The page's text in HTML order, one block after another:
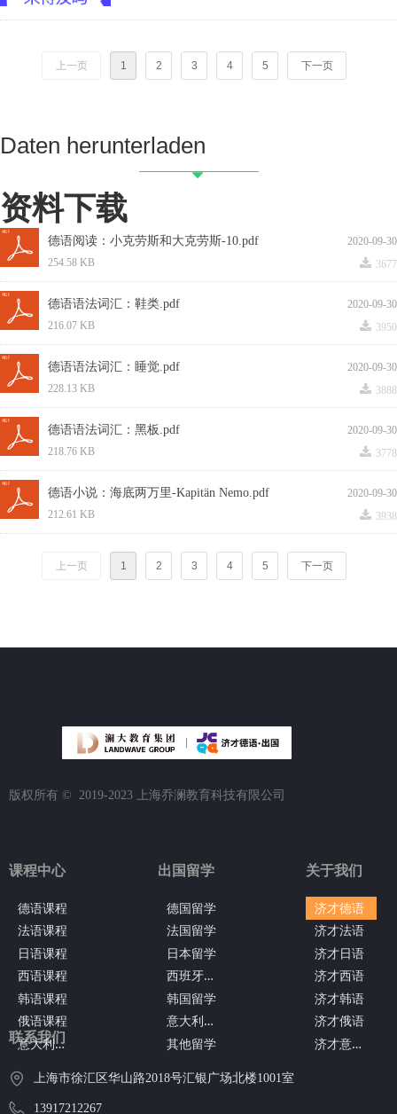
2020-09-30
德语阅读：小克劳斯和大克劳斯-10.pdf
끂 3677
254.58 KB
2020-09-30
德语语法词汇：鞋类.pdf
끂 3950
216.07 KB
2020-09-30
德语语法词汇：睡觉.pdf
끂 3888
228.13 KB
2020-09-30
德语语法词汇：黑板.pdf
끂 3778
218.76 KB
2020-09-30
德语小说：海底两万里-Kapitän Nemo.pdf
끂 3938
212.61 KB
上一页 1 2 3 4 5 下一页
Daten herunterladen
뀓
资料下载
上一页 1 2 3 4 5 下一页
版权所有 ©  2019-2023 上海乔澜教育科技有限公司
课程中心
德语课程
法语课程
日语课程
西语课程
韩语课程
俄语课程
意
大利语课程
德国留学
法国留学
日本留学
西
班牙留学
韩国留学
意
大利留学
其他留学
出国留学
济才德语
济才法语
济才日语
济才西语
济才韩语
济才俄语
济
才意大利语
关于我们
联系我们
上海市徐汇区华山路2018号汇银广场北楼1001室
13917212267